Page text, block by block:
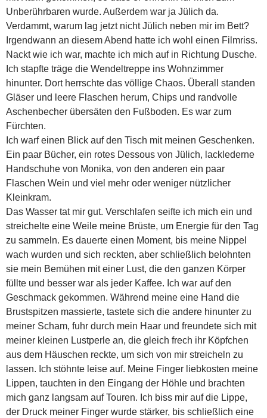
Unberührbaren wurde. Außerdem war ja Jülich da.
Verdammt, warum lag jetzt nicht Jülich neben mir im Bett?
Irgendwann an diesem Abend hatte ich wohl einen Filmriss.
Nackt wie ich war, machte ich mich auf in Richtung Dusche.
Ich stapfte träge die Wendeltreppe ins Wohnzimmer
hinunter. Dort herrschte das völlige Chaos. Überall standen
Gläser und leere Flaschen herum, Chips und randvolle
Aschenbecher übersäten den Fußboden. Es war zum
Fürchten.
Ich warf einen Blick auf den Tisch mit meinen Geschenken.
Ein paar Bücher, ein rotes Dessous von Jülich, lacklederne
Handschuhe von Monika, von den anderen ein paar
Flaschen Wein und viel mehr oder weniger nützlicher
Kleinkram.
Das Wasser tat mir gut. Verschlafen seifte ich mich ein und
streichelte eine Weile meine Brüste, um Energie für den Tag
zu sammeln. Es dauerte einen Moment, bis meine Nippel
wach wurden und sich reckten, aber schließlich belohnten
sie mein Bemühen mit einer Lust, die den ganzen Körper
füllte und besser war als jeder Kaffee. Ich war auf den
Geschmack gekommen. Während meine eine Hand die
Brustspitzen massierte, tastete sich die andere hinunter zu
meiner Scham, fuhr durch mein Haar und freundete sich mit
meiner kleinen Lustperle an, die gleich frech ihr Köpfchen
aus dem Häuschen reckte, um sich von mir streicheln zu
lassen. Ich stöhnte leise auf. Meine Finger liebkosten meine
Lippen, tauchten in den Eingang der Höhle und brachten
mich ganz langsam auf Touren. Ich biss mir auf die Lippe,
der Druck meiner Finger wurde stärker, bis schließlich eine